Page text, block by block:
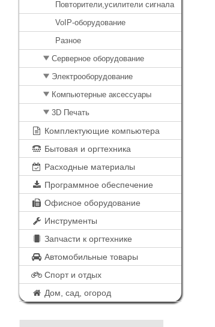
Повторители,усилители сигнала
VoIP-оборудование
Разное
Серверное оборудование
Электрооборудование
Компьютерные аксессуары
3D Печать
Комплектующие компьютера
Бытовая и оргтехника
Расходные материалы
Программное обеспечение
Офисное оборудование
Инструменты
Запчасти к оргтехнике
Автомобильные товары
Спорт и отдых
Дом, сад, огород